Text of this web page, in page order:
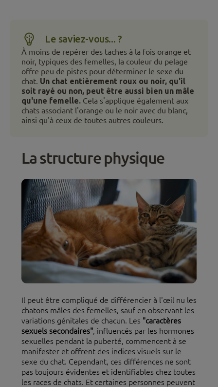
Le saviez-vous... ?
À moins de repérer des taches à la fois orange et
noir, typiques des femelles, la couleur du pelage
offre peu de pistes pour déterminer le sexe du
chat. Un chat entièrement roux ou noir, qu'il
soit rayé ou non, peut être aussi bien un mâle
qu'une femelle. Cela s'applique également aux
chats associant l'orange ou le noir avec du blanc,
ainsi qu'à ceux de toutes autres couleurs.
La structure physique
Il peut être compliqué de différencier à l'œil nu les
chatons mâles des femelles, sauf en observant les
variations génitales de chacun. Les "caractères
sexuels secondaires" , influencés par les hormones
sexuelles pendant la puberté, commencent à se
manifester et offrent des indices visuels sur le
sexe du chat. Cependant, ces différences ne sont
pas toujours évidentes et identifiables chez toutes
les races de chats. Et certaines personnes peuvent